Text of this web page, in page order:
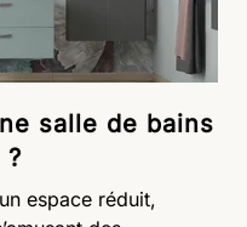
salle de bains
espace réduit,